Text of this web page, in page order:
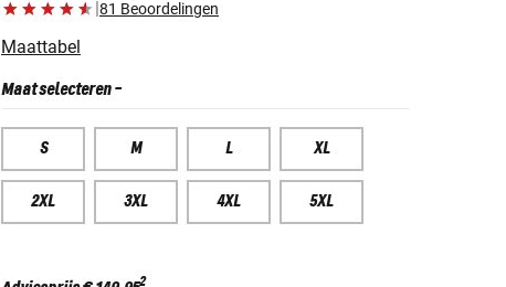
|81 Beoordelingen
Maattabel
Maat selecteren-
S M L XL
2XL 3XL 4XL 5XL
2